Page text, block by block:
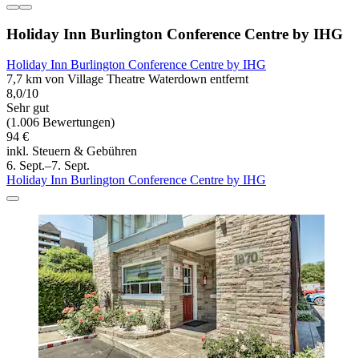
Holiday Inn Burlington Conference Centre by IHG
Holiday Inn Burlington Conference Centre by IHG
7,7 km von Village Theatre Waterdown entfernt
8,0/10
Sehr gut
(1.006 Bewertungen)
94 €
inkl. Steuern & Gebühren
6. Sept.–7. Sept.
Holiday Inn Burlington Conference Centre by IHG